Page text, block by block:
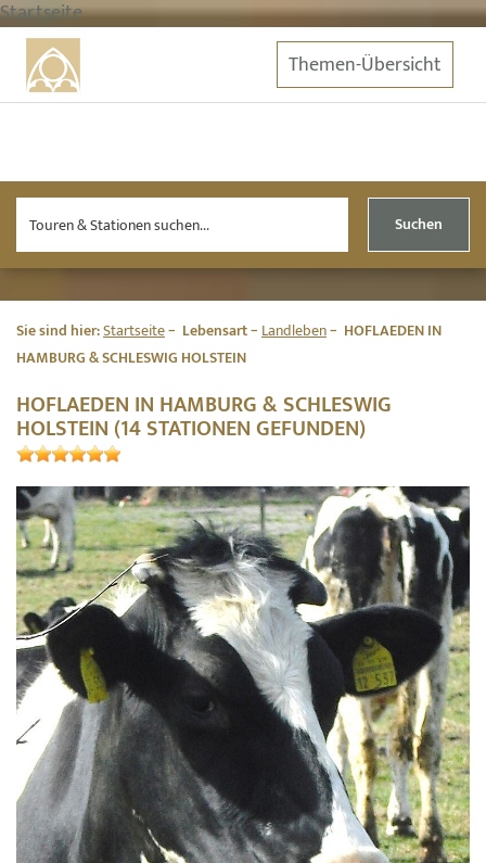
Startseite
Themen-Übersicht
Suchen
Sie sind hier:Startseite Lebensart Landleben
HOFLAEDEN IN
HAMBURG & SCHLESWIG HOLSTEIN
HOFLAEDEN IN HAMBURG & SCHLESWIG
HOLSTEIN (14 STATIONEN GEFUNDEN)